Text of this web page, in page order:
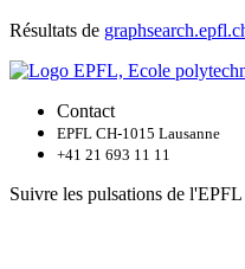
Résultats de
Contact
EPFL CH-1015 Lausanne
+41 21 693 11 11
Suivre les pulsations de